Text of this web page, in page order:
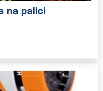
na palici